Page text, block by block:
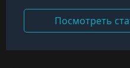
Посмотреть